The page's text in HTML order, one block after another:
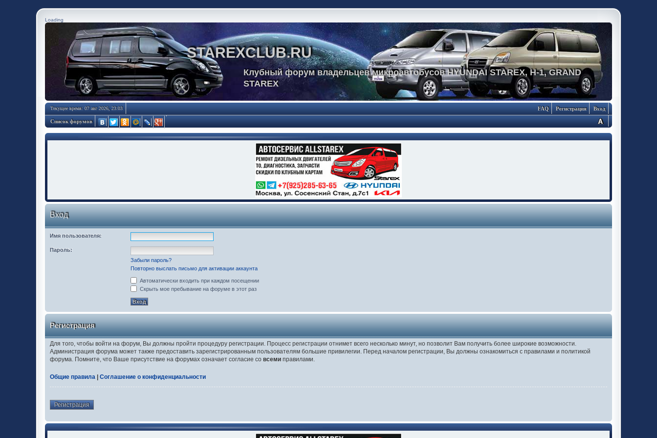
Loading
STAREXCLUB.RU
Клубный форум владельцев микроавтобусов HYUNDAI STAREX, H-1, GRAND
STAREX
Текущее время: 07 авг 2026, 23:03 Вход
Регистрация
FAQ
Список форумов
Вход
Имя пользователя:
Пароль:
Забыли пароль?
Повторно выслать письмо для активации аккаунта
Автоматически входить при каждом посещении
Скрыть мое пребывание на форуме в этот раз
Регистрация
Для того, чтобы войти на форум, Вы должны пройти процедуру регистрации. Процесс регистрации отнимет всего несколько минут, но позволит Вам получить более широкие возможности.
Администрация форума может также предоставить зарегистрированным пользователям большие привилегии. Перед началом регистрации, Вы должны ознакомиться с правилами и политикой
форума. Помните, что Ваше присутствие на форумах означает согласие со всеми правилами.
Общие правила Соглашение о конфиденциальности
Регистрация